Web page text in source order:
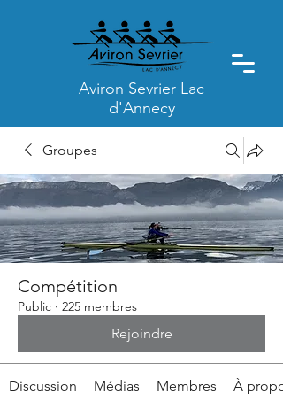
Aviron Sevrier Lac
d'Annecy
Groupes
Compétition
Public · 225 membres
Rejoindre
Discussion Médias Membres À